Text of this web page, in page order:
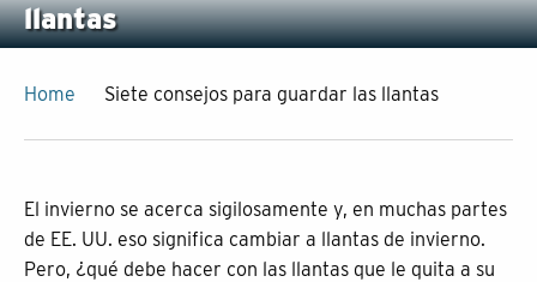
llantas
Home Siete consejos para guardar las llantas
El invierno se acerca sigilosamente y, en muchas partes
de EE. UU. eso significa cambiar a llantas de invierno.
Pero, ¿qué debe hacer con las llantas que le quita a su